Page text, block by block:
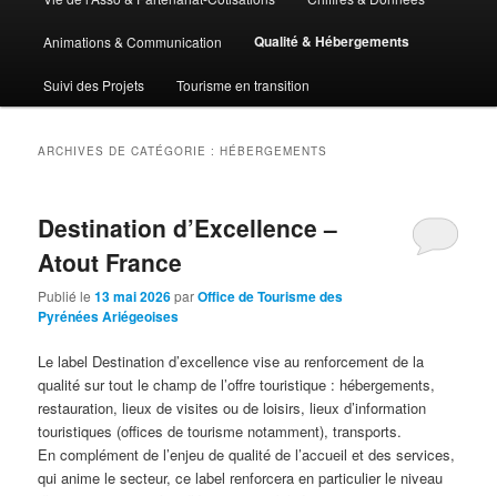
Animations & Communication Qualité & Hébergements
Suivi des Projets Tourisme en transition
ARCHIVES DE CATÉGORIE :HÉBERGEMENTS
Destination d’Excellence –
Atout France
Publié le13 mai 2026parOffice de Tourisme des
Pyrénées Ariégeoises
Le label Destination d’excellence vise au renforcement de la
qualité sur tout le champ de l’offre touristique : hébergements,
restauration, lieux de visites ou de loisirs, lieux d’information
touristiques (offices de tourisme notamment), transports.
En complément de l’enjeu de qualité de l’accueil et des services,
qui anime le secteur, ce label renforcera en particulier le niveau